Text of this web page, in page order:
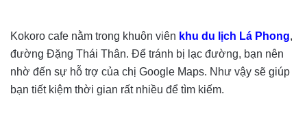
Kokoro cafe nằm trong khuôn viên khu du lịch Lá Phong,
đường Đặng Thái Thân. Để tránh bị lạc đường, bạn nên
nhờ đến sự hỗ trợ của chị Google Maps. Như vậy sẽ giúp
bạn tiết kiệm thời gian rất nhiều để tìm kiếm.